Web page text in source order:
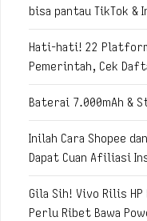
bisa pantau TikTok &
Hati-hati! 22
Pemerintah, Cek
Baterai 7.000mAh &
Inilah Cara Shopee
Dapat Cuan Afiliasi
Gila Sih! Vivo Rilis
Perlu Ribet Bawa